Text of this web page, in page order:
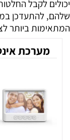
יכולים לקבל
שלהם, להתעדכן
המתאימות ביותר
מערכת